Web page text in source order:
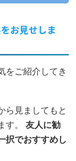
お見せしま
をご紹介してき
ら見ましても と
す。 友人に勧
択でおすすめし